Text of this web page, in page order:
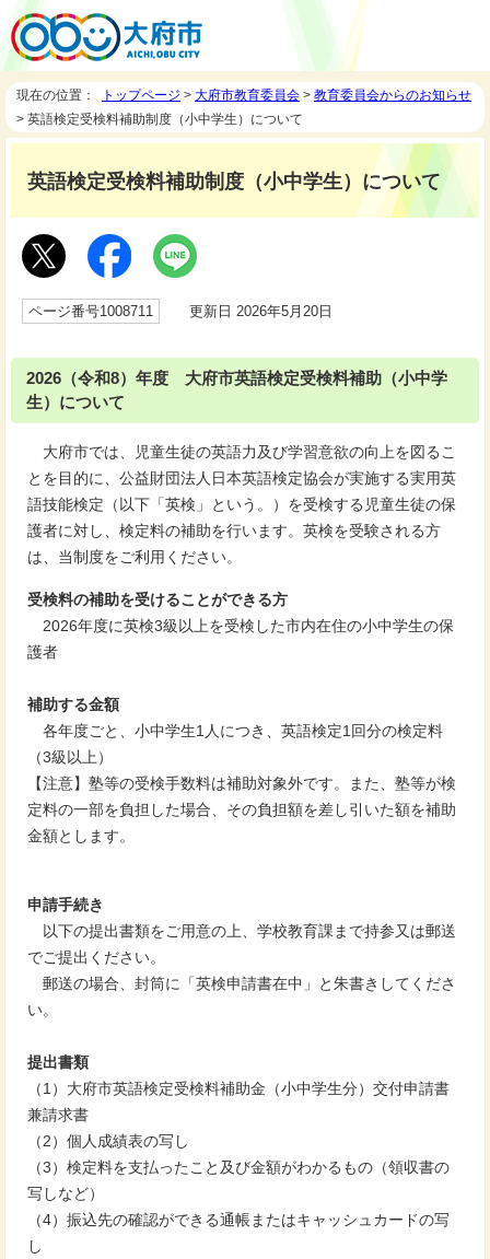
現在の位置： トップページ > 大府市教育委員会 > 教育委員会からのお知らせ
> 英語検定受検料補助制度（小中学生）について
英語検定受検料補助制度（小中学生）について
ページ番号1008711 更新日 2026年5月20日
2026（令和8）年度 大府市英語検定受検料補助（小中学
生）について
大府市では、児童生徒の英語力及び学習意欲の向上を図るこ
とを目的に、公益財団法人日本英語検定協会が実施する実用英
語技能検定（以下「英検」という。）を受検する児童生徒の保
護者に対し、検定料の補助を行います。英検を受験される方
は、当制度をご利用ください。
受検料の補助を受けることができる方
2026年度に英検3級以上を受検した市内在住の小中学生の保
護者
補助する金額
各年度ごと、小中学生1人につき、英語検定1回分の検定料
（3級以上）
【注意】塾等の受検手数料は補助対象外です。また、塾等が検
定料の一部を負担した場合、その負担額を差し引いた額を補助
金額とします。
申請手続き
以下の提出書類をご用意の上、学校教育課まで持参又は郵送
でご提出ください。
郵送の場合、封筒に「英検申請書在中」と朱書きしてくださ
い。
提出書類
（1）大府市英語検定受検料補助金（小中学生分）交付申請書
兼請求書
（2）個人成績表の写し
（3）検定料を支払ったこと及び金額がわかるもの（領収書の
写しなど）
（4）振込先の確認ができる通帳またはキャッシュカードの写
し